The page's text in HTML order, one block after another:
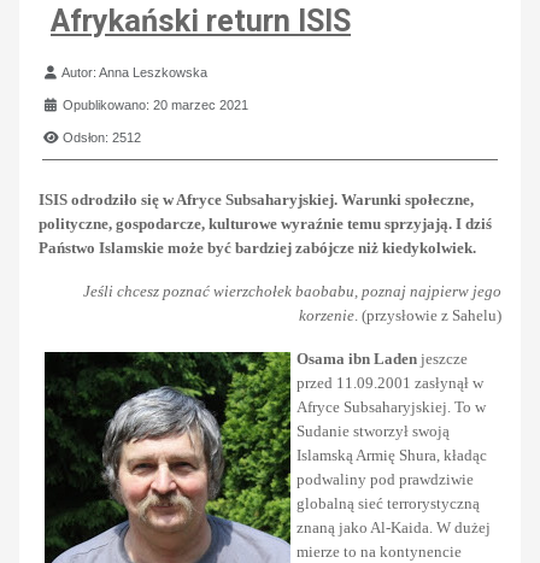
Afrykański return ISIS
Szczegóły
Autor:Anna Leszkowska
Opublikowano: 20 marzec 2021
Odsłon: 2512
ISIS odrodziło się w Afryce Subsaharyjskiej. Warunki społeczne,
polityczne, gospodarcze, kulturowe wyraźnie temu sprzyjają. I dziś
Państwo Islamskie może być bardziej zabójcze niż kiedykolwiek.
Jeśli chcesz poznać wierzchołek baobabu, poznaj najpierw jego
korzenie. (przysłowie z Sahelu)
Osama ibn Laden jeszcze
przed 11.09.2001 zasłynął w
Afryce Subsaharyjskiej. To w
Sudanie stworzył swoją
Islamską Armię Shura, kładąc
podwaliny pod prawdziwie
globalną sieć terrorystyczną
znaną jako Al-Kaida. W dużej
mierze to na kontynencie